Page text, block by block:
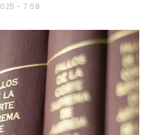
- 7:58